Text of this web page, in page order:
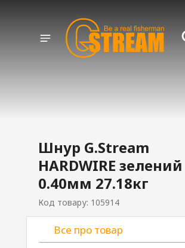
Шнур G.Stream
HARDWIRE
0.40мм 27.18кг
Код товару: 105914
Все про товар